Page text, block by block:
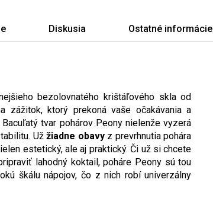
Diskusia Ostatné informácie
bezolovnatého krištáľového skla od
zážitok, ktorý prekoná vaše očakávania a
tvar pohárov Peony nielenže vyzerá
Užžiadne obavyz prevrhnutia pohára
estetický, ale aj praktický. Či už si chcete
lahodný koktail, poháre Peony sú tou
škálu nápojov, čo z nich robí univerzálny